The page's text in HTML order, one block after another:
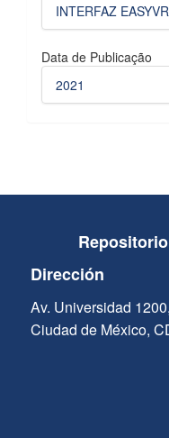
INTERFAZ
Data de Publicação
2021
Dirección
Av. Universidad
Ciudad de México,